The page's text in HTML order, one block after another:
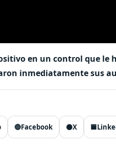
en un control que le
inmediatamente sus
🔵Facebook ⚫X 🟦